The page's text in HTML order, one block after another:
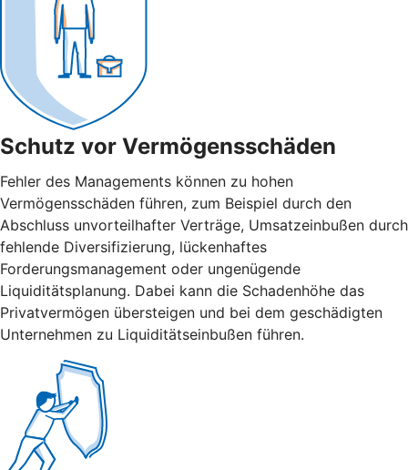
Schutz vor Vermögensschäden
Fehler des Managements können zu hohen
Vermögensschäden führen, zum Beispiel durch den
Abschluss unvorteilhafter Verträge, Umsatzeinbußen durch
fehlende Diversifizierung, lückenhaftes
Forderungsmanagement oder ungenügende
Liquiditätsplanung. Dabei kann die Schadenhöhe das
Privatvermögen übersteigen und bei dem geschädigten
Unternehmen zu Liquiditätseinbußen führen.